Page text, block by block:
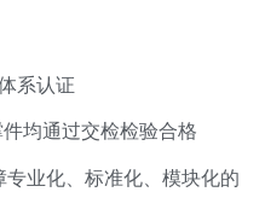
系认证
均通过交检检验合格
业化、标准化、模块化的